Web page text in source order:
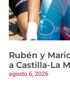
Rubén y
a Castilla-La
agosto 6, 2026